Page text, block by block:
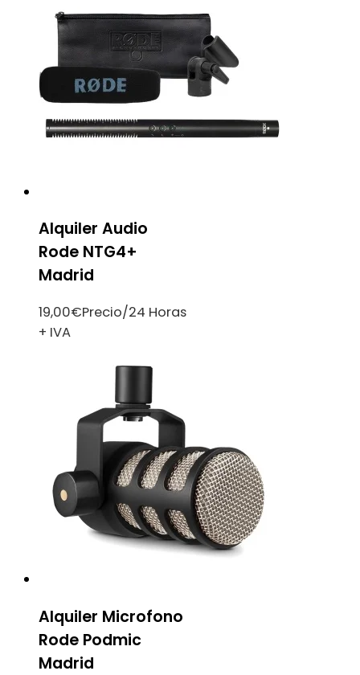
Alquiler Audio
Rode NTG4+
Madrid
19,00€Precio/24 Horas
+ IVA
Alquiler Microfono
Rode Podmic
Madrid